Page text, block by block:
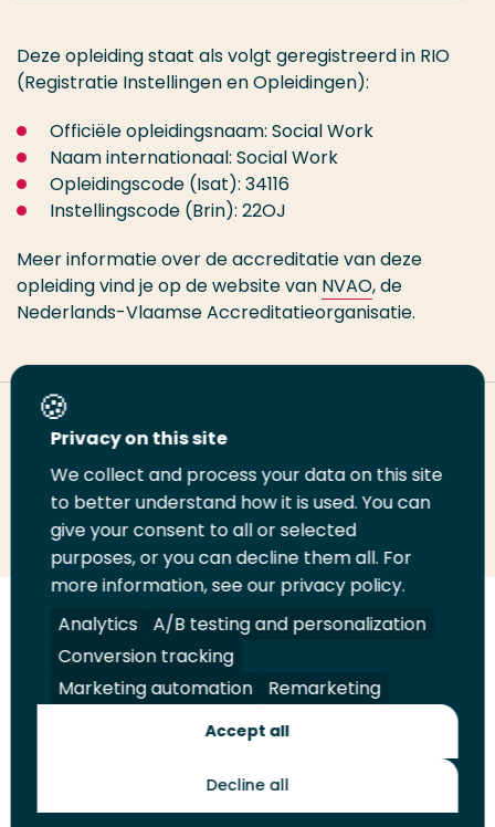
Deze opleiding staat als volgt geregistreerd in RIO
(Registratie Instellingen en Opleidingen):
Officiële opleidingsnaam: Social Work
Naam internationaal: Social Work
Opleidingscode (Isat): 34116
Instellingscode (Brin): 22OJ
Meer informatie over de accreditatie van deze
opleiding vind je op de website van NVAO, de
Nederlands-Vlaamse Accreditatieorganisatie.
Deel deze pagina
Deel
LinkedIn
Deel
op
Twitter
Deel
op
Facebook
Email
deze
pagina
Print
deze
pagina
Volg
ons
op
LinkedIn
Volg
ons
op
Facebook
Volg
ons
op
YouTube
Volg
ons
op
Instagram
Juridisch Security A-Z Index
Contact
Toekomstmakers
Privacy on this site
We collect and process your data on this site
to better understand how it is used. You can
give your consent to all or selected
purposes, or you can decline them all. For
more information, see our privacy policy.
Analytics
A/B testing and personalization
Conversion tracking
Marketing automation
Remarketing
Accept all
Decline all